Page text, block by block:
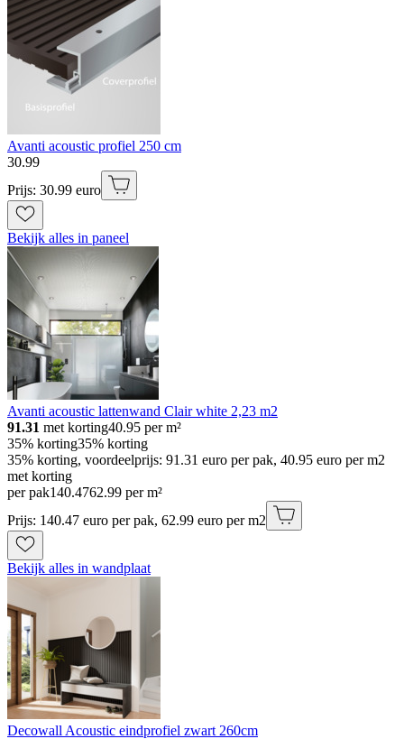
Avanti acoustic profiel 250 cm
30.99
Prijs: 30.99 euro
Bekijk alles in paneel
Avanti acoustic lattenwand Clair white 2,23 m2
91.31 met korting40.95 per m²
35% korting35% korting
35% korting, voordeelprijs: 91.31 euro per pak, 40.95 euro per m2
met korting
per pak140.4762.99 per m²
Prijs: 140.47 euro per pak, 62.99 euro per m2
Bekijk alles in wandplaat
Decowall Acoustic eindprofiel zwart 260cm